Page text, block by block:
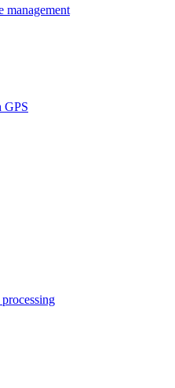
management
GPS